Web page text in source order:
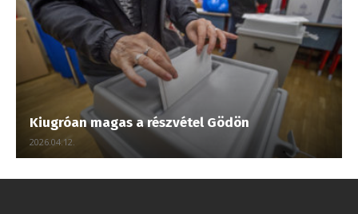
Kiugróan magas a részvétel Gödön
2026.04.12.